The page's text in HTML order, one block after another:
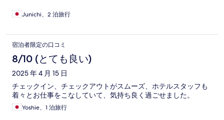
Junichi、2 泊旅行
宿泊者限定の口コミ
8/10 (とても良い)
2025 年 4 月 15 日
チェックイン、チェックアウトがスムーズ、ホテルスタッフも
着々とお仕事をこなしていて、気持ち良く過ごせました。
Yoshie、1 泊旅行